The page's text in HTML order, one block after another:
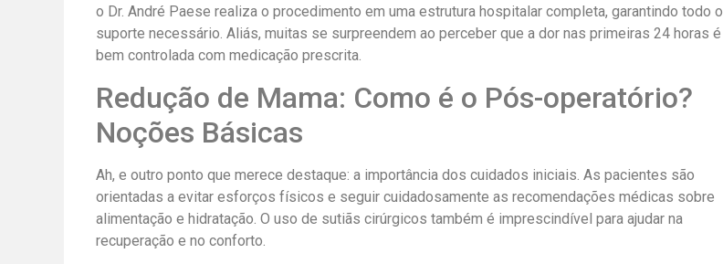
o Dr. André Paese realiza o procedimento em uma estrutura hospitalar completa, garantindo todo o
suporte necessário. Aliás, muitas se surpreendem ao perceber que a dor nas primeiras 24 horas é
bem controlada com medicação prescrita.
Redução de Mama: Como é o Pós-operatório?
Noções Básicas
Ah, e outro ponto que merece destaque: a importância dos cuidados iniciais. As pacientes são
orientadas a evitar esforços físicos e seguir cuidadosamente as recomendações médicas sobre
alimentação e hidratação. O uso de sutiãs cirúrgicos também é imprescindível para ajudar na
recuperação e no conforto.